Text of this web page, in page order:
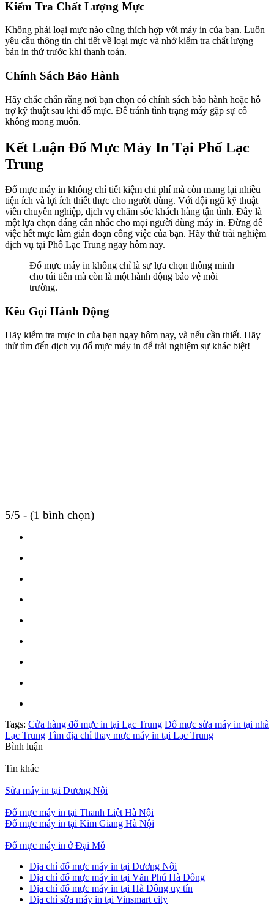
Kiểm Tra Chất Lượng Mực
Không phải loại mực nào cũng thích hợp với máy in của bạn. Luôn
yêu cầu thông tin chi tiết về loại mực và nhớ kiểm tra chất lượng
bản in thử trước khi thanh toán.
Chính Sách Bảo Hành
Hãy chắc chắn rằng nơi bạn chọn có chính sách bảo hành hoặc hỗ
trợ kỹ thuật sau khi đổ mực. Để tránh tình trạng máy gặp sự cố
không mong muốn.
Kết Luận Đổ Mực Máy In Tại Phố Lạc
Trung
Đổ mực máy in không chỉ tiết kiệm chi phí mà còn mang lại nhiều
tiện ích và lợi ích thiết thực cho người dùng. Với đội ngũ kỹ thuật
viên chuyên nghiệp, dịch vụ chăm sóc khách hàng tận tình. Đây là
một lựa chọn đáng cân nhắc cho mọi người dùng máy in. Đừng để
việc hết mực làm gián đoạn công việc của bạn. Hãy thử trải nghiệm
dịch vụ tại Phố Lạc Trung ngay hôm nay.
Đổ mực máy in không chỉ là sự lựa chọn thông minh
cho túi tiền mà còn là một hành động bảo vệ môi
trường.
Kêu Gọi Hành Động
Hãy kiểm tra mực in của bạn ngay hôm nay, và nếu cần thiết. Hãy
thử tìm đến dịch vụ đổ mực máy in để trải nghiệm sự khác biệt!
5/5 - (1 bình chọn)
Tags: Cửa hàng đổ mực in tại Lạc Trung Đổ mực sửa máy in tại nhà
Lạc Trung Tìm địa chỉ thay mực máy in tại Lạc Trung
Bình luận
Tin khác
Sửa máy in tại Dương Nội
Đổ mực máy in tại Thanh Liệt Hà Nội
Đổ mực máy in tại Kim Giang Hà Nội
Đổ mực máy in ở Đại Mỗ
Địa chỉ đổ mực máy in tại Dương Nội
Địa chỉ đổ mực máy in tại Văn Phú Hà Đông
Địa chỉ đổ mực máy in tại Hà Đông uy tín
Địa chỉ sửa máy in tại Vinsmart city